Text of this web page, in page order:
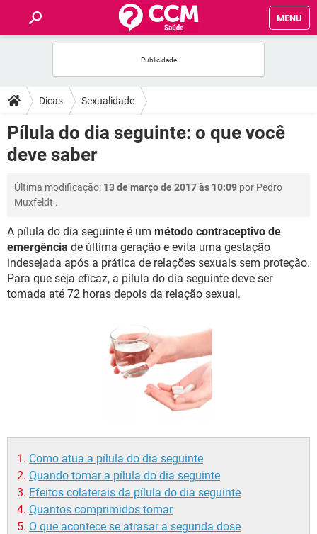
MENU
FÓRUM
SAÚDE
FAMÍLIA
NUTRIÇÃO
BEM-ESTAR
SEXUALIDADE
Dicas Sexualidade
Pílula do dia seguinte: o que você
deve saber
Última modificação: 13 de março de 2017 às 10:09 por Pedro
Muxfeldt .
A pílula do dia seguinte é um método contraceptivo de
emergência de última geração e evita uma gestação
indesejada após a prática de relações sexuais sem proteção.
Para que seja eficaz, a pílula do dia seguinte deve ser
tomada até 72 horas depois da relação sexual.
Como atua a pílula do dia seguinte
Quando tomar a pílula do dia seguinte
Efeitos colaterais da pílula do dia seguinte
Quantos comprimidos tomar
O que acontece se atrasar a segunda dose